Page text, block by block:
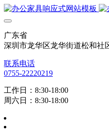
广东省
深圳市龙华区龙华街道松和社
联系电话
0755-22220219
工作日：8:30-18:00
周六日：8:30-18:00